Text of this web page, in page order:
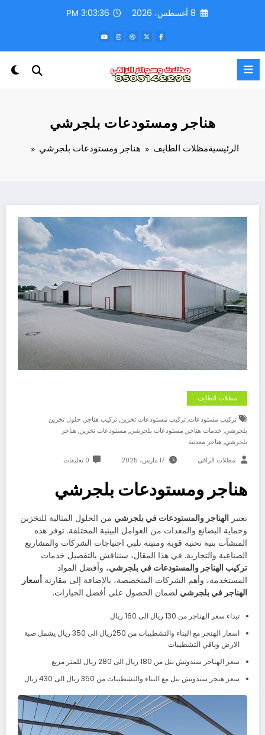
8 أغسطس، 2026 3:03:39 PM
هناجر ومستودعات بلجرشي
الرئيسيةمظلات الطايف هناجر ومستودعات بلجرشي
مظلات الطايف
تركيب مستودعات, تركيب مستودعات تخزين, تركيب هناجر , حلول تخزين
بلجرشي, خدمات هناجر , مستودعات بلجرشي, مستودعات تخزين, هناجر
بلجرشي, هناجر معدنية
مظلات الراقي 17 مارس، 2025 0 تعليقات
هناجر ومستودعات بلجرشي
تعتبر الهناجر والمستودعات في بلجرشي من الحلول المثالية للتخزين
وحماية البضائع والمعدات من العوامل البيئية المختلفة. توفر هذه
المنشآت بنية تحتية قوية ومتينة تلبي احتياجات الشركات والمشاريع
الصناعية والتجارية. في هذا المقال، سنناقش بالتفصيل خدمات
تركيب الهناجر والمستودعات في بلجرشي، وأفضل المواد
المستخدمة، وأهم الشركات المتخصصة، بالإضافة إلى مقارنة أسعار
الهناجر في بلجرشي لضمان الحصول على أفضل الخيارات.
تبداء سعر الهناجر من 130 ريال الى 160 ريال
اسعار الهنجر مع البناء والتشطيبات من 250ريال الى 350 ريال يشمل صبة
الارض وباقي التشطيبات
سعر الهناجر سندوتش بنل من 180 ريال الى 280 ريال للمتر مربع
سعر هنجر سندوتش بنل مع البناء والتشطيبات من 350 ريال الى 430 ريال